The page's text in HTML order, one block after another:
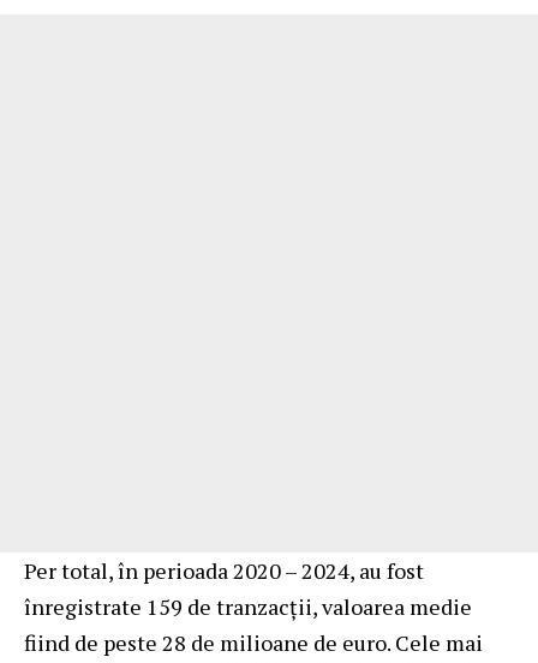
Per total, în perioada 2020 – 2024, au fost
înregistrate 159 de tranzacții, valoarea medie
fiind de peste 28 de milioane de euro. Cele mai